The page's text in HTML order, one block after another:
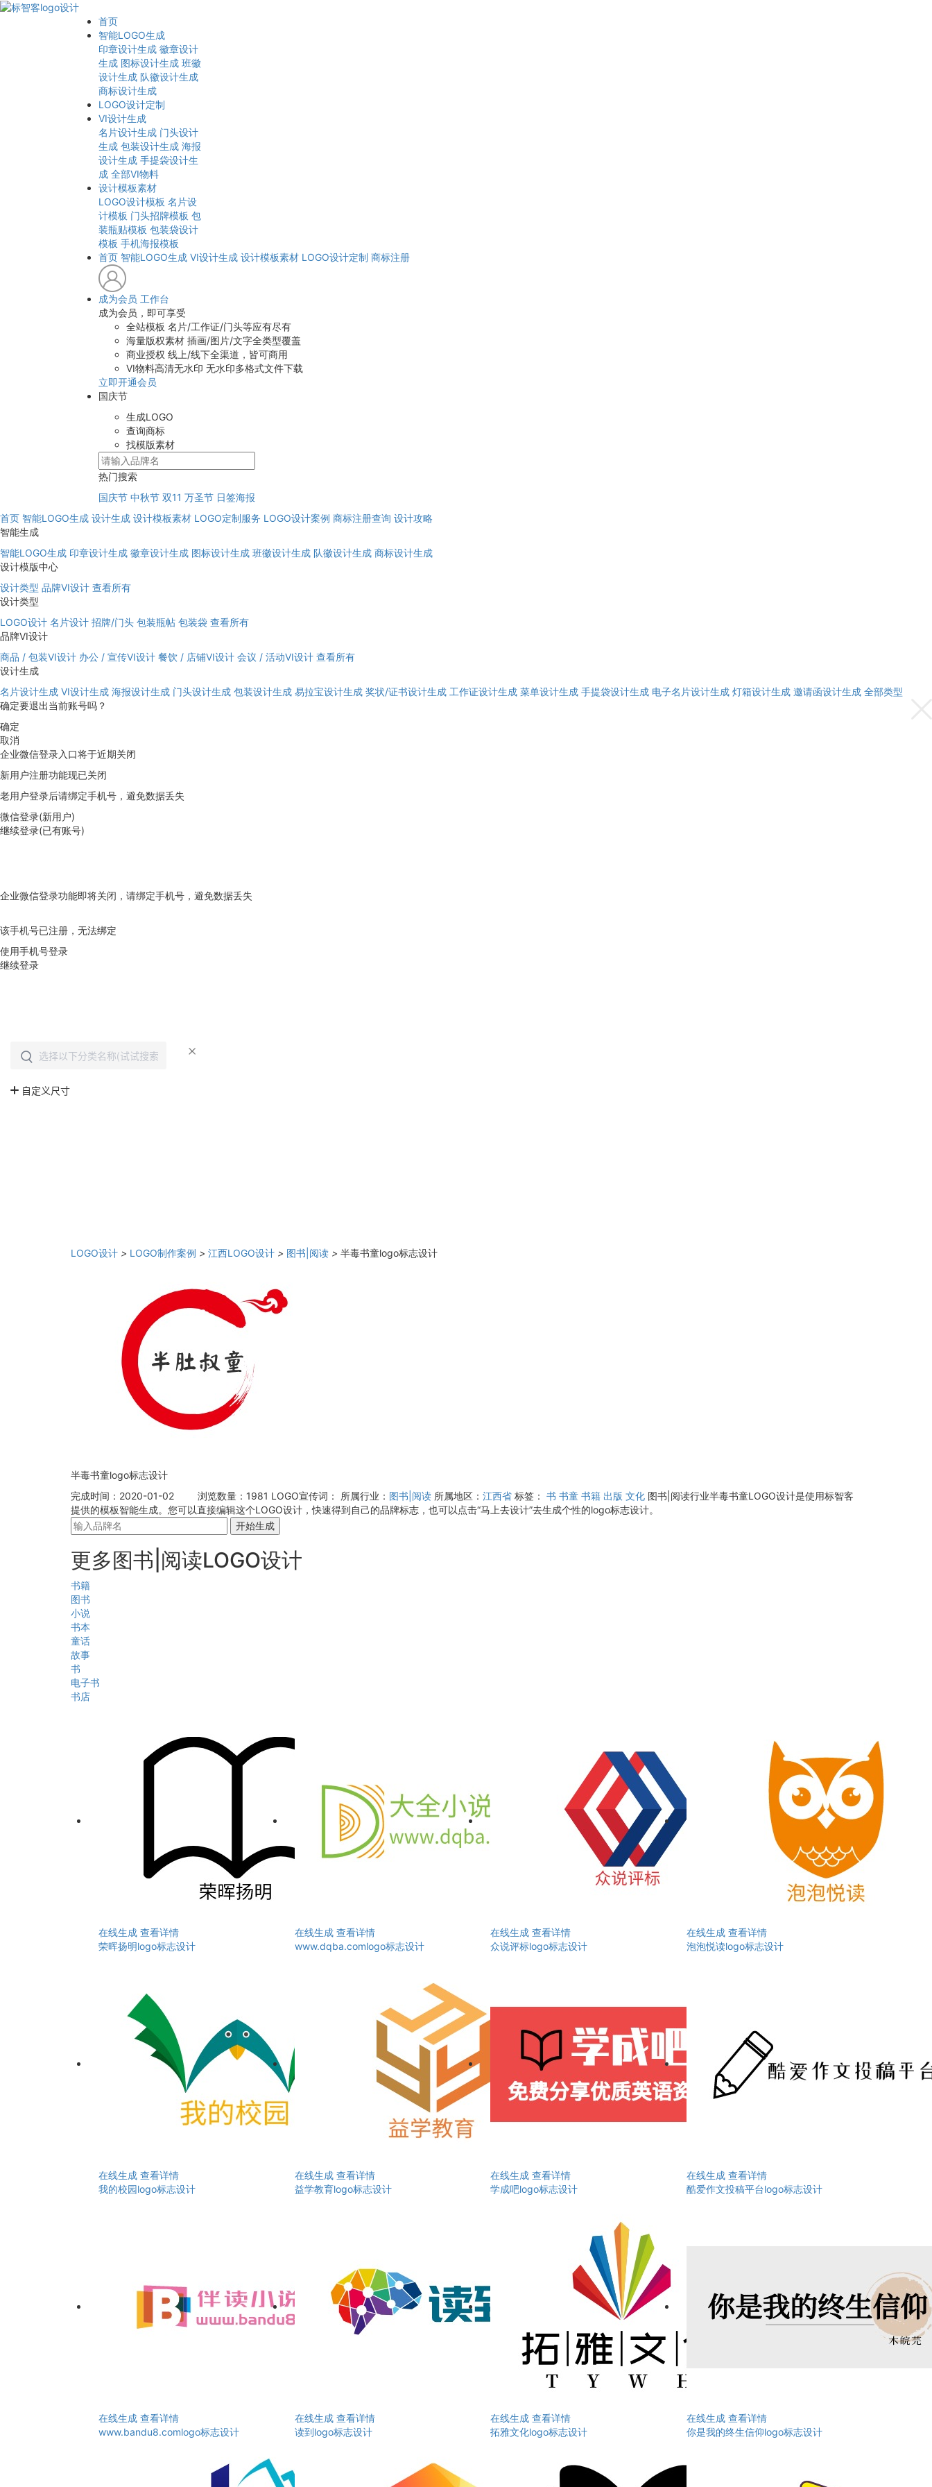
首页
智能LOGO生成
印章设计生成 徽章设计
生成 图标设计生成 班徽
设计生成 队徽设计生成
商标设计生成
LOGO设计定制
VI设计生成
名片设计生成 门头设计
生成 包装设计生成 海报
设计生成 手提袋设计生
成 全部VI物料
设计模板素材
LOGO设计模板 名片设
计模板 门头招牌模板 包
装瓶贴模板 包装袋设计
模板 手机海报模板
首页 智能LOGO生成 VI设计生成 设计模板素材 LOGO设计定制 商标注册
成为会员 工作台
成为会员，即可享受
全站模板 名片/工作证/门头等应有尽有
海量版权素材 插画/图片/文字全类型覆盖
商业授权 线上/线下全渠道，皆可商用
VI物料高清无水印 无水印多格式文件下载
立即开通会员
国庆节
生成LOGO
查询商标
找模版素材
热门搜索
国庆节 中秋节 双11 万圣节 日签海报
首页 智能LOGO生成 设计生成 设计模板素材 LOGO定制服务 LOGO设计案例 商标注册查询 设计攻略
智能生成
智能LOGO生成 印章设计生成 徽章设计生成 图标设计生成 班徽设计生成 队徽设计生成 商标设计生成
设计模版中心
设计类型 品牌VI设计 查看所有
设计类型
LOGO设计 名片设计 招牌/门头 包装瓶帖 包装袋 查看所有
品牌VI设计
商品 / 包装VI设计 办公 / 宣传VI设计 餐饮 / 店铺VI设计 会议 / 活动VI设计 查看所有
设计生成
名片设计生成 VI设计生成 海报设计生成 门头设计生成 包装设计生成 易拉宝设计生成 奖状/证书设计生成 工作证设计生成 菜单设计生成 手提袋设计生成 电子名片设计生成 灯箱设计生成 邀请函设计生成 全部类型
确定要退出当前账号吗？
确定
取消
企业微信登录入口将于近期关闭
新用户注册功能现已关闭
老用户登录后请绑定手机号，避免数据丢失
微信登录(新用户)
继续登录(已有账号)
企业微信登录功能即将关闭，请绑定手机号，避免数据丢失
该手机号已注册，无法绑定
使用手机号登录
继续登录
LOGO设计 > LOGO制作案例 > 江西LOGO设计 > 图书|阅读 > 半毒书童logo标志设计
半毒书童logo标志设计
完成时间：2020-01-02
浏览数量：1981 LOGO宣传词： 所属行业： 图书|阅读 所属地区： 江西省 标签： 书 书童 书籍 出版 文化 图书|阅读行业半毒书童LOGO设计是使用标智客
提供的模板智能生成。您可以直接编辑这个LOGO设计，快速得到自己的品牌标志，也可以点击“马上去设计”去生成个性的logo标志设计。
开始生成
更多图书|阅读LOGO设计
书籍
图书
小说
书本
童话
故事
书
电子书
书店
在线生成 查看详情
荣晖扬明logo标志设计
在线生成 查看详情
www.dqba.comlogo标志设计
在线生成 查看详情
众说评标logo标志设计
在线生成 查看详情
泡泡悦读logo标志设计
在线生成 查看详情
我的校园logo标志设计
在线生成 查看详情
益学教育logo标志设计
在线生成 查看详情
学成吧logo标志设计
在线生成 查看详情
酷爱作文投稿平台logo标志设计
在线生成 查看详情
www.bandu8.comlogo标志设计
在线生成 查看详情
读到logo标志设计
在线生成 查看详情
拓雅文化logo标志设计
在线生成 查看详情
你是我的终生信仰logo标志设计